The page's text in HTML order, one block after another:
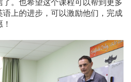
上的进步，可以激励他们，完成